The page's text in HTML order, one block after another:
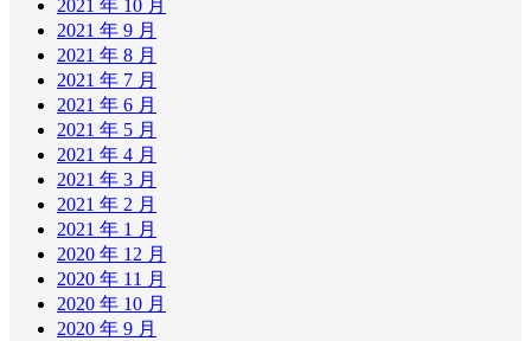
2021 年 10 月
2021 年 9 月
2021 年 8 月
2021 年 7 月
2021 年 6 月
2021 年 5 月
2021 年 4 月
2021 年 3 月
2021 年 2 月
2021 年 1 月
2020 年 12 月
2020 年 11 月
2020 年 10 月
2020 年 9 月